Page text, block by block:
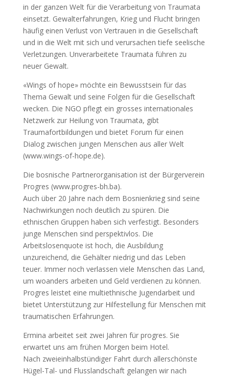
in der ganzen Welt für die Verarbeitung von Traumata
einsetzt. Gewalterfahrungen, Krieg und Flucht bringen
häufig einen Verlust von Vertrauen in die Gesellschaft
und in die Welt mit sich und verursachen tiefe seelische
Verletzungen. Unverarbeitete Traumata führen zu
neuer Gewalt.
«Wings of hope» möchte ein Bewusstsein für das
Thema Gewalt und seine Folgen für die Gesellschaft
wecken. Die NGO pflegt ein grosses internationales
Netzwerk zur Heilung von Traumata, gibt
Traumafortbildungen und bietet Forum für einen
Dialog zwischen jungen Menschen aus aller Welt
(www.wings-of-hope.de).
Die bosnische Partnerorganisation ist der Bürgerverein
Progres (www.progres-bh.ba).
Auch über 20 Jahre nach dem Bosnienkrieg sind seine
Nachwirkungen noch deutlich zu spüren. Die
ethnischen Gruppen haben sich verfestigt. Besonders
junge Menschen sind perspektivlos. Die
Arbeitslosenquote ist hoch, die Ausbildung
unzureichend, die Gehälter niedrig und das Leben
teuer. Immer noch verlassen viele Menschen das Land,
um woanders arbeiten und Geld verdienen zu können.
Progres leistet eine multiethnische Jugendarbeit und
bietet Unterstützung zur Hilfestellung für Menschen mit
traumatischen Erfahrungen.
Ermina arbeitet seit zwei Jahren für progres. Sie
erwartet uns am frühen Morgen beim Hotel.
Nach zweieinhalbstündiger Fahrt durch allerschönste
Hügel-Tal- und Flusslandschaft gelangen wir nach